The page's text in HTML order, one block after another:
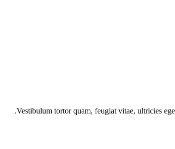
Vestibulum tortor quam, feugiat vitae, ultricies